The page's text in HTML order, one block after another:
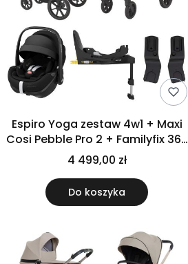
Espiro Yoga zestaw 4w1 + Maxi
Cosi Pebble Pro 2 + Familyfix 360
Pro | 208 Essence Of Chocolate
4 499,00 zł
Do koszyka